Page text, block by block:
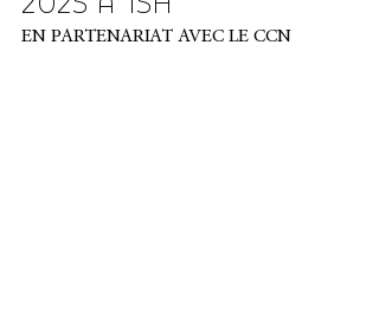
EN PARTENARIAT AVEC LE CCN